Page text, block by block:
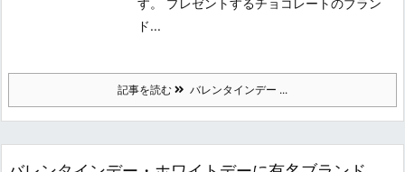
ド...
記事を読む バレンタインデー ...